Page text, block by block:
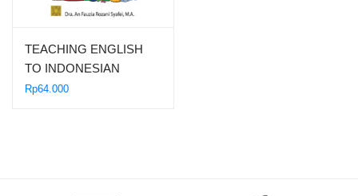
TEACHING ENGLISH
TO INDONESIAN
YOUNG LEARNERS
Rp64.000